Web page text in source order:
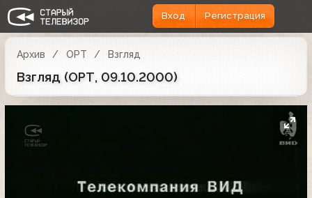
Вход Регистрация
Архив ОРТ Взгляд
Взгляд (ОРТ, 09.10.2000)